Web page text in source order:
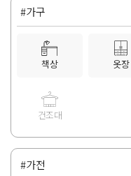
#가구
책상 옷장
건조대
#가전